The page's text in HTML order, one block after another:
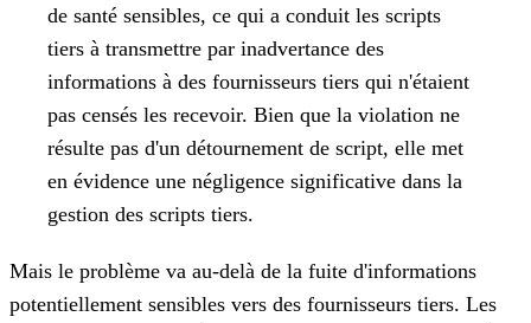
de santé sensibles, ce qui a conduit les scripts
tiers à transmettre par inadvertance des
informations à des fournisseurs tiers qui n'étaient
pas censés les recevoir. Bien que la violation ne
résulte pas d'un détournement de script, elle met
en évidence une négligence significative dans la
gestion des scripts tiers.
Mais le problème va au-delà de la fuite d'informations
potentiellement sensibles vers des fournisseurs tiers. Les